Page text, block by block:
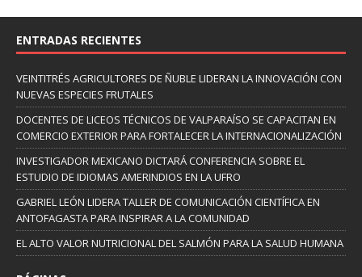
ENTRADAS RECIENTES
VEINTITRÉS AGRICULTORES DE ÑUBLE LIDERAN LA INNOVACIÓN CON
NUEVAS ESPECIES FRUTALES
DOCENTES DE LICEOS TÉCNICOS DE VALPARAÍSO SE CAPACITAN EN
COMERCIO EXTERIOR PARA FORTALECER LA INTERNACIONALIZACIÓN
INVESTIGADOR MEXICANO DICTARÁ CONFERENCIA SOBRE EL
ESTUDIO DE IDIOMAS AMERINDIOS EN LA UFRO
GABRIEL LEÓN LIDERA TALLER DE COMUNICACIÓN CIENTÍFICA EN
ANTOFAGASTA PARA INSPIRAR A LA COMUNIDAD
EL ALTO VALOR NUTRICIONAL DEL SALMÓN PARA LA SALUD HUMANA